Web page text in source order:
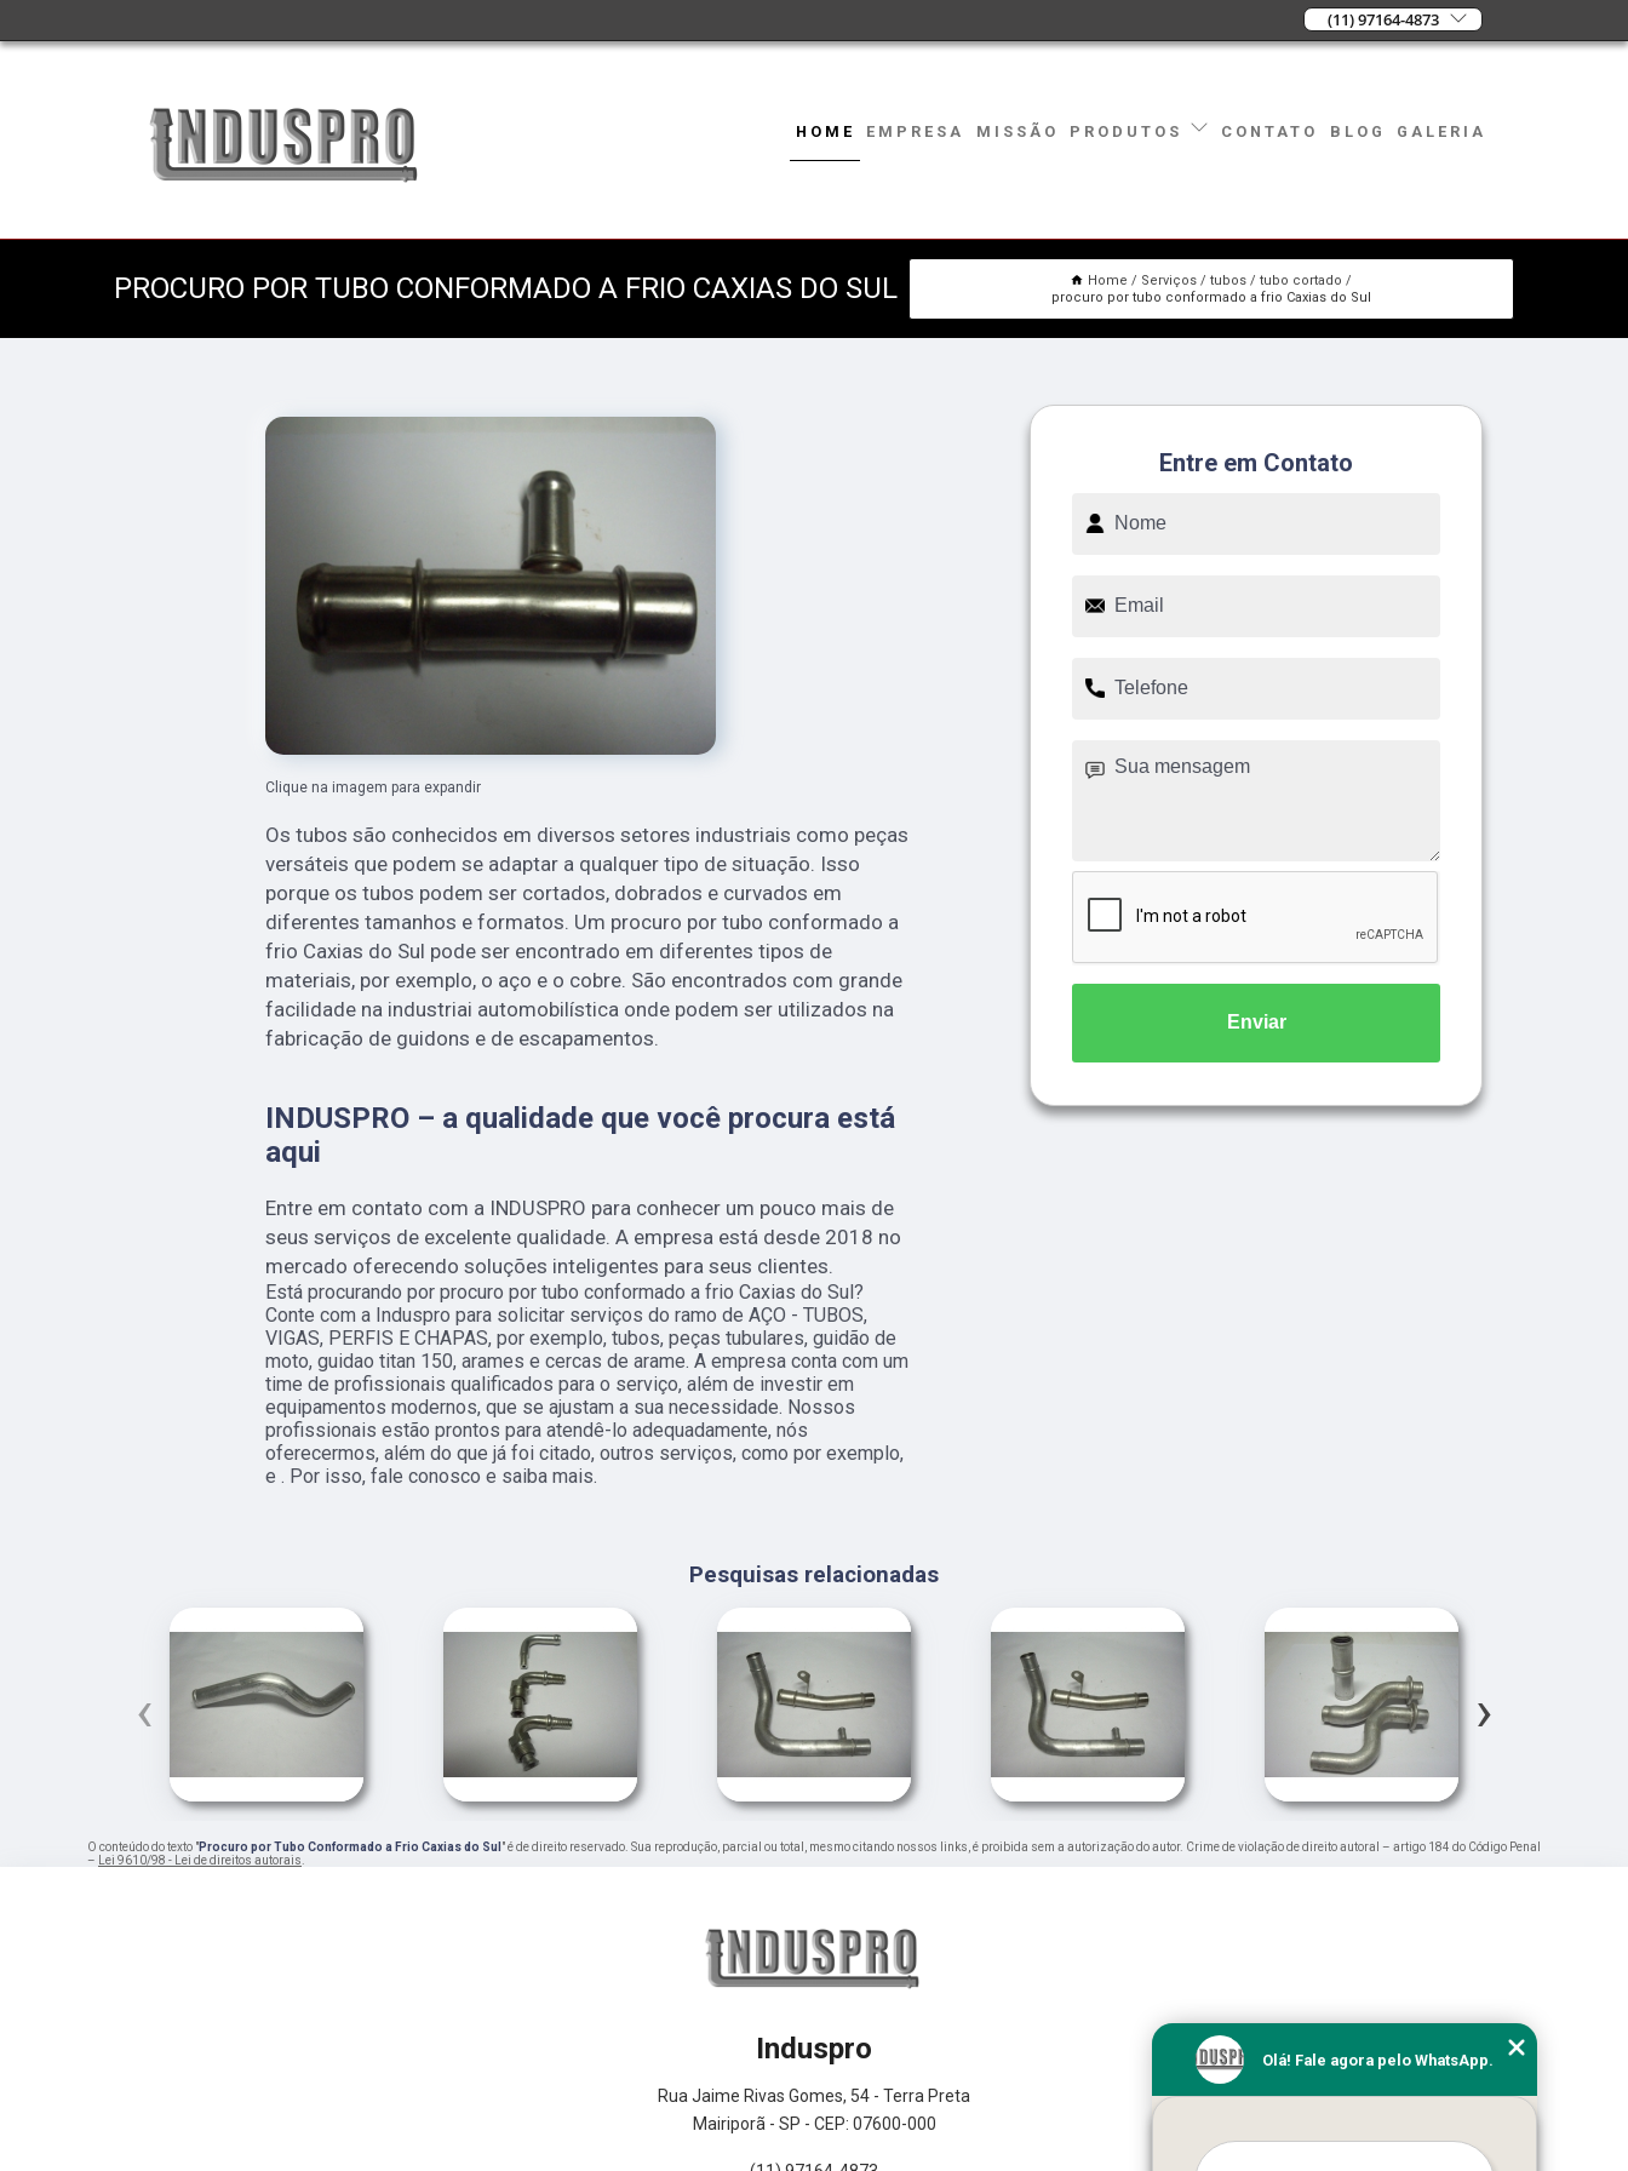
(11) 97164-4873
HOME EMPRESA MISSÃO PRODUTOS CONTATO BLOG GALERIA
PROCURO POR TUBO CONFORMADO A FRIO CAXIAS DO SUL Home Serviços tubos
tubo cortado
procuro por tubo conformado a frio Caxias do Sul
Clique na imagem para expandir
Os tubos são conhecidos em diversos setores industriais como peças
versáteis que podem se adaptar a qualquer tipo de situação. Isso
porque os tubos podem ser cortados, dobrados e curvados em
diferentes tamanhos e formatos. Um procuro por tubo conformado a
frio Caxias do Sul pode ser encontrado em diferentes tipos de
materiais, por exemplo, o aço e o cobre. São encontrados com grande
facilidade na industriai automobilística onde podem ser utilizados na
fabricação de guidons e de escapamentos.
INDUSPRO – a qualidade que você procura está
aqui
Entre em contato com a INDUSPRO para conhecer um pouco mais de
seus serviços de excelente qualidade. A empresa está desde 2018 no
mercado oferecendo soluções inteligentes para seus clientes.
Está procurando por procuro por tubo conformado a frio Caxias do Sul?
Conte com a Induspro para solicitar serviços do ramo de AÇO - TUBOS,
VIGAS, PERFIS E CHAPAS, por exemplo, tubos, peças tubulares, guidão de
moto, guidao titan 150, arames e cercas de arame. A empresa conta com um
time de profissionais qualificados para o serviço, além de investir em
equipamentos modernos, que se ajustam a sua necessidade. Nossos
profissionais estão prontos para atendê-lo adequadamente, nós
oferecermos, além do que já foi citado, outros serviços, como por exemplo,
e . Por isso, fale conosco e saiba mais.
Entre em Contato
Enviar
Pesquisas relacionadas
‹ ›
O conteúdo do texto "Procuro por Tubo Conformado a Frio Caxias do Sul " é de direito reservado. Sua reprodução, parcial ou total, mesmo citando nossos links, é proibida sem a autorização do autor. Crime de violação de direito autoral – artigo 184 do Código Penal
– Lei 9610/98 - Lei de direitos autorais.
Induspro
Rua Jaime Rivas Gomes, 54 - Terra Preta
Mairiporã - SP - CEP: 07600-000
Olá! Fale agora pelo WhatsApp.